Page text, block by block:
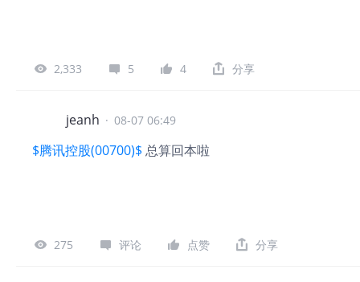
2,333 5 4 分享
jeanh · 08-07 06:49
$腾讯控股(00700)$ 总算回本啦
275 评论 点赞 分享